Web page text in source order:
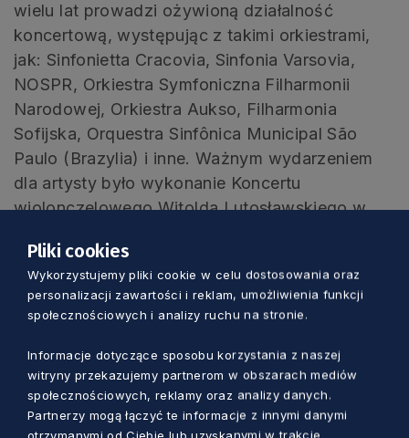
wielu lat prowadzi ożywioną działalność
koncertową, występując z takimi orkiestrami,
jak: Sinfonietta Cracovia, Sinfonia Varsovia,
NOSPR, Orkiestra Symfoniczna Filharmonii
Narodowej, Orkiestra Aukso, Filharmonia
Sofijska, Orquestra Sinfônica Municipal São
Paulo (Brazylia) i inne. Ważnym wydarzeniem
dla artysty było wykonanie Koncertu
wiolonczelowego Witolda Lutosławskiego w
Mirosława Jacka Błaszczyka (1993). W 2005 r.
zaprezentował polskie prawykonanie II
Koncertu wiolonczelowego Piotra Mossa na
Orkiestrą Symfoniczną Polskiego Radia, z którą
w 2006 r. zarejestrował odnaleziony Koncert
Zygmunta Stojowskiego. Wykonywał nagrania
archiwalne dla Polskiego Radia i Telewizji
Pliki cookies
Wykorzystujemy pliki cookie w celu dostosowania oraz
personalizacji zawartości i reklam, umożliwienia funkcji
społecznościowych i analizy ruchu na stronie.
Informacje dotyczące sposobu korzystania z naszej
witryny przekazujemy partnerom w obszarach mediów
społecznościowych, reklamy oraz analizy danych.
Partnerzy mogą łączyć te informacje z innymi danymi
otrzymanymi od Ciebie lub uzyskanymi w trakcie